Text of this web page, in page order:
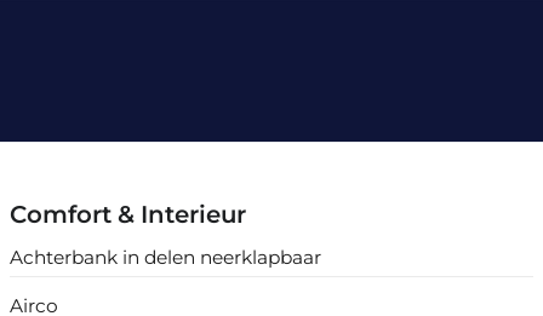
Comfort & Interieur
Achterbank in delen neerklapbaar
Airco